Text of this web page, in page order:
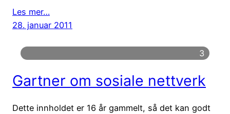
Les mer…
28. januar 2011
3
Gartner om sosiale nettverk
Dette innholdet er 16 år gammelt, så det kan godt